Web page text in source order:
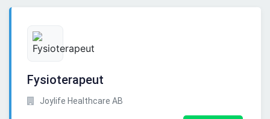
Fysioterapeut
Joylife Healthcare AB